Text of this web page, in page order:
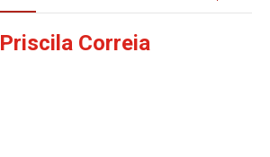
Priscila Correia